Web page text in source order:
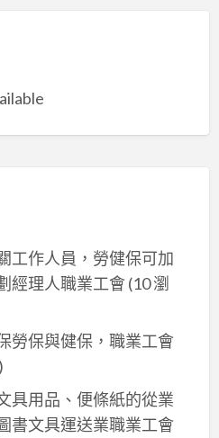
工作人員，勞健保可加
經理人職業工會 (10 瀏
勞保與健保，職業工會
具用品、便條紙的從業
書文具運送業職業工會